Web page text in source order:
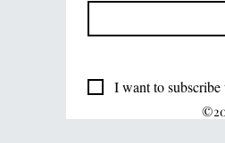
I want to